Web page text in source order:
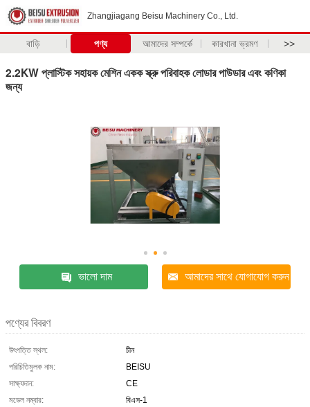
Zhangjiagang Beisu Machinery Co., Ltd.
বাড়ি পণ্য আমাদের সম্পর্কে কারখানা ভ্রমণ >>
2.2KW প্লাস্টিক সহায়ক মেশিন একক স্ক্রু পরিবাহক লোডার পাউডার এবং কণিকা
জন্য
ভালো দাম আমাদের সাথে যোগাযোগ করুন
পণ্যের বিবরণ
উৎপত্তি স্থল:
চীন
পরিচিতিমুলক নাম:
BEISU
সাক্ষ্যদান:
CE
মডেল নম্বার:
বিএস-1